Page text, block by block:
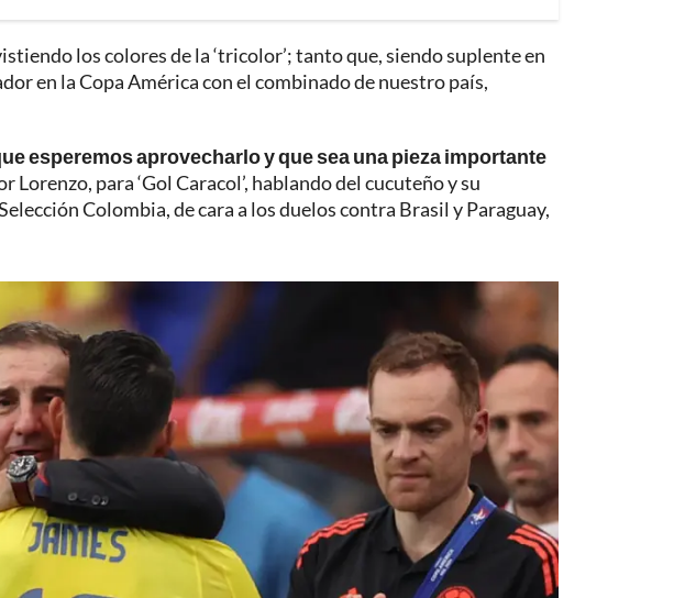
los colores de la ‘tricolor’; tanto que, siendo suplente en
en la Copa América con el combinado de nuestro país,
esperemos aprovecharlo y que sea una pieza importante
Lorenzo, para ‘Gol Caracol’, hablando del cucuteño y su
Colombia, de cara a los duelos contra Brasil y Paraguay,